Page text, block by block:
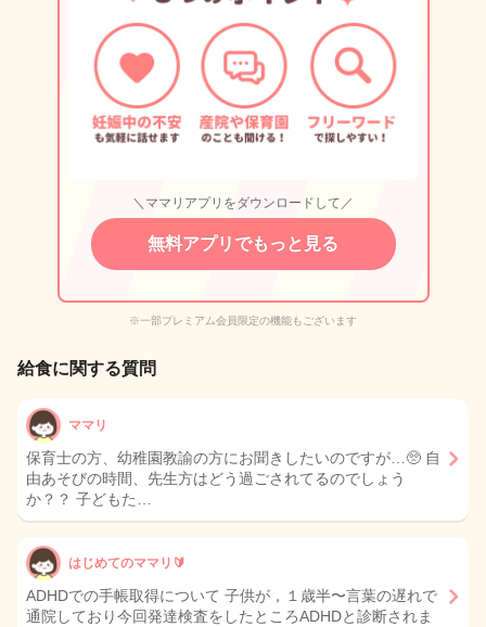
＼ママリアプリをダウンロードして／
無料アプリでもっと見る
※一部プレミアム会員限定の機能もございます
給食に関する質問
ママリ
保育士の方、幼稚園教諭の方にお聞きしたいのですが…🥺 自
由あそびの時間、先生方はどう過ごされてるのでしょう
か？？ 子どもた…
はじめてのママリ🔰
ADHDでの手帳取得について 子供が，１歳半〜言葉の遅れで
通院しており今回発達検査をしたところADHDと診断されま